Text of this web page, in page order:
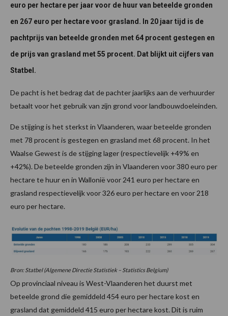
euro per hectare per jaar voor de huur van beteelde gronden
en 267 euro per hectare voor grasland. In 20 jaar tijd is de
pachtprijs van beteelde gronden met 64 procent gestegen en
de prijs van grasland met 55 procent. Dat blijkt uit cijfers van
Statbel.
De pacht is het bedrag dat de pachter jaarlijks aan de verhuurder
betaalt voor het gebruik van zijn grond voor landbouwdoeleinden.
De stijging is het sterkst in Vlaanderen, waar beteelde gronden
met 78 procent is gestegen en grasland met 68 procent. In het
Waalse Gewest is de stijging lager (respectievelijk +49% en
+42%). De beteelde gronden zijn in Vlaanderen voor 380 euro per
hectare te huur en in Wallonië voor 241 euro per hectare en
grasland respectievelijk voor 326 euro per hectare en voor 218
euro per hectare.
Bron: Statbel (Algemene Directie Statistiek – Statistics Belgium)
Op provinciaal niveau is West-Vlaanderen het duurst met
beteelde grond die gemiddeld 454 euro per hectare kost en
grasland dat gemiddeld 415 euro per hectare kost. Dit is ruim